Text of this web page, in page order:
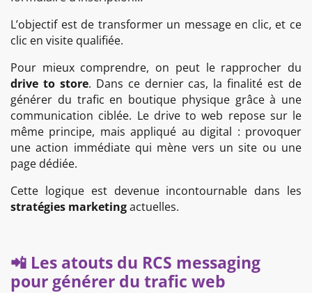
L’objectif est de transformer un message en clic, et ce
clic en visite qualifiée.
Pour mieux comprendre, on peut le rapprocher du
drive to store. Dans ce dernier cas, la finalité est de
générer du trafic en boutique physique grâce à une
communication ciblée. Le drive to web repose sur le
même principe, mais appliqué au digital : provoquer
une action immédiate qui mène vers un site ou une
page dédiée.
Cette logique est devenue incontournable dans les
stratégies marketingactuelles.
📲 Les atouts du RCS messaging
pour générer du trafic web